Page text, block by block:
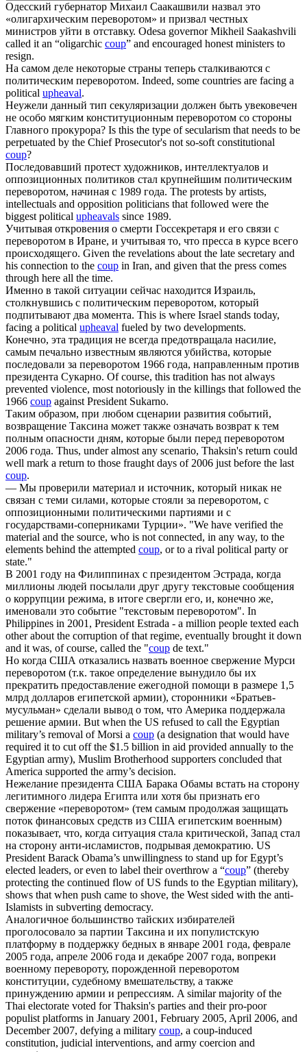
Одесский губернатор Михаил Саакашвили назвал это
«олигархическим переворотом» и призвал честных
министров уйти в отставку. Odesa governor Mikheil Saakashvili
called it an “oligarchic coup” and encouraged honest ministers to
resign.
На самом деле некоторые страны теперь сталкиваются с
политическим переворотом. Indeed, some countries are facing a
political upheaval.
Неужели данный тип секуляризации должен быть увековечен
не особо мягким конституционным переворотом со стороны
Главного прокурора? Is this the type of secularism that needs to be
perpetuated by the Chief Prosecutor's not so-soft constitutional
coup?
Последовавший протест художников, интеллектуалов и
оппозиционных политиков стал крупнейшим политическим
переворотом, начиная с 1989 года. The protests by artists,
intellectuals and opposition politicians that followed were the
biggest political upheavals since 1989.
Учитывая откровения о смерти Госсекретаря и его связи с
переворотом в Иране, и учитывая то, что пресса в курсе всего
происходящего. Given the revelations about the late secretary and
his connection to the coup in Iran, and given that the press comes
through here all the time.
Именно в такой ситуации сейчас находится Израиль,
столкнувшись с политическим переворотом, который
подпитывают два момента. This is where Israel stands today,
facing a political upheaval fueled by two developments.
Конечно, эта традиция не всегда предотвращала насилие,
самым печально известным являются убийства, которые
последовали за переворотом 1966 года, направленным против
президента Сукарно. Of course, this tradition has not always
prevented violence, most notoriously in the killings that followed the
1966 coup against President Sukarno.
Таким образом, при любом сценарии развития событий,
возвращение Таксина может также означать возврат к тем
полным опасности дням, которые были перед переворотом
2006 года. Thus, under almost any scenario, Thaksin's return could
well mark a return to those fraught days of 2006 just before the last
coup.
— Мы проверили материал и источник, который никак не
связан с теми силами, которые стояли за переворотом, с
оппозиционными политическими партиями и с
государствами-соперниками Турции». "We have verified the
material and the source, who is not connected, in any way, to the
elements behind the attempted coup, or to a rival political party or
state."
В 2001 году на Филиппинах c президентом Эстрада, когда
миллионы людей посылали друг другу текстовые сообщения
о коррупции режима, в итоге свергли его, и, конечно же,
именовали это событие "текстовым переворотом". In
Philippines in 2001, President Estrada - a million people texted each
other about the corruption of that regime, eventually brought it down
and it was, of course, called the "coup de text."
Но когда США отказались назвать военное свержение Мурси
переворотом (т.к. такое определение вынудило бы их
прекратить предоставление ежегодной помощи в размере 1,5
млрд долларов египетской армии), сторонники «Братьев-
мусульман» сделали вывод о том, что Америка поддержала
решение армии. But when the US refused to call the Egyptian
military’s removal of Morsi a coup (a designation that would have
required it to cut off the $1.5 billion in aid provided annually to the
Egyptian army), Muslim Brotherhood supporters concluded that
America supported the army’s decision.
Нежелание президента США Барака Обамы встать на сторону
легитимного лидера Египта или хотя бы признать его
свержение «переворотом» (тем самым продолжая защищать
поток финансовых средств из США египетским военным)
показывает, что, когда ситуация стала критической, Запад стал
на сторону анти-исламистов, подрывая демократию. US
President Barack Obama’s unwillingness to stand up for Egypt’s
elected leaders, or even to label their overthrow a “coup” (thereby
protecting the continued flow of US funds to the Egyptian military),
shows that when push came to shove, the West sided with the anti-
Islamists in subverting democracy.
Аналогичное большинство тайских избирателей
проголосовало за партии Таксина и их популистскую
платформу в поддержку бедных в январе 2001 года, феврале
2005 года, апреле 2006 года и декабре 2007 года, вопреки
военному перевороту, порожденной переворотом
конституции, судебному вмешательству, а также
принуждению армии и репрессиям. A similar majority of the
Thai electorate voted for Thaksin's parties and their pro-poor
populist platforms in January 2001, February 2005, April 2006, and
December 2007, defying a military coup, a coup-induced
constitution, judicial interventions, and army coercion and